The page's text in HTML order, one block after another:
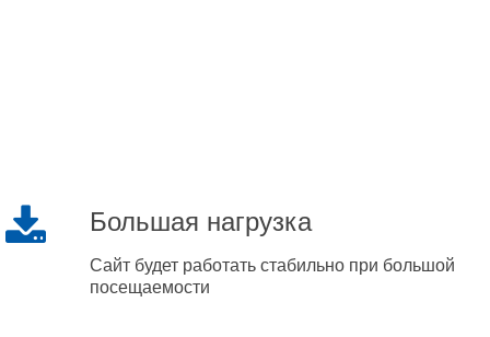
Большая нагрузка
Сайт будет работать стабильно при большой
посещаемости